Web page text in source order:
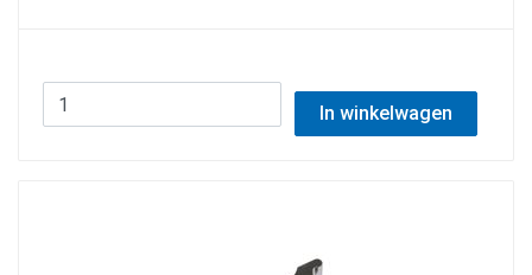
In winkelwagen